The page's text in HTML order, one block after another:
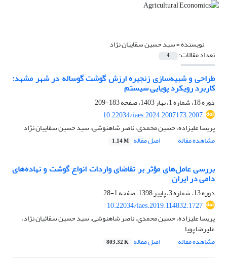
نویسنده =سید حسین سقاییان نژاد
تعداد مقالات: 4
طراحی و شبیه‌سازی زنجیره ارزش گوشت گوساله در شهر مشهد:
کاربرد رویکرد پویایی سیستم
دوره 18، شماره 1، بهار 1403، صفحه
183-209
10.22034/iaes.2024.2007173.2007
پریسا علیزاده، حسین محمدی، ناصر شاهنوشی، سید حسین سقاییان نژاد
مشاهده مقاله
اصل مقاله 1.14 M
بررسی عامل‌های مؤثر بر تقاضای واردات انواع گوشت و نهاده‌های
دامی در ایران
دوره 13، شماره 3، پاییز 1398، صفحه
1-28
10.22034/iaes.2019.114832.1727
پریسا علیزاده، حسین محمدی، ناصر شاهنوشی، سید حسین سقائیان نژاد،
علیرضا پویا
مشاهده مقاله
اصل مقاله 803.32 K